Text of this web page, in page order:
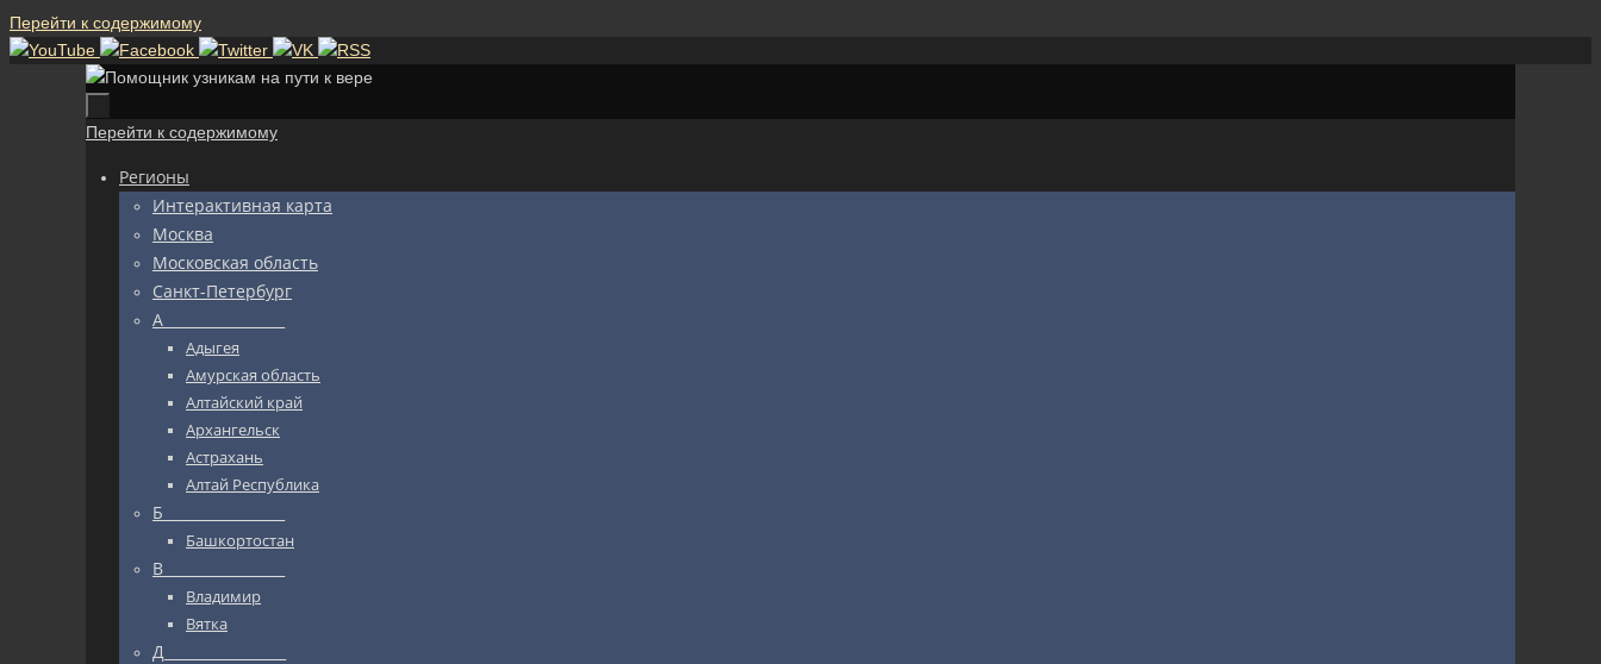
Перейти к содержимому
Перейти к содержимому
Регионы
Интерактивная карта
Москва
Московская область
Санкт-Петербург
А_________________
Адыгея
Амурская область
Алтайский край
Архангельск
Астрахань
Алтай Республика
Б_________________
Башкортостан
В_________________
Владимир
Вятка
Д_________________